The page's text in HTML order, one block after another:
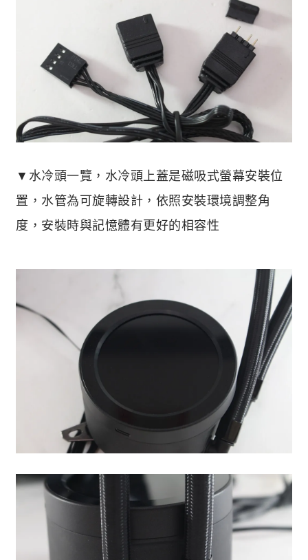
▼水冷頭一覽，水冷頭上蓋是磁吸式螢幕安裝位
置，水管為可旋轉設計，依照安裝環境調整角
度，安裝時與記憶體有更好的相容性